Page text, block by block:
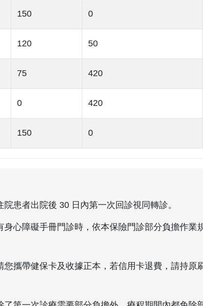
150 0
120 50
75 420
0 420
150 0
院患者出院後 30 日內第一次回診視同轉診。
身心障礙手冊門診時，依本保險門診部分負擔作業
您攜帶健保卡及收據正本，若信用卡退費，請持原